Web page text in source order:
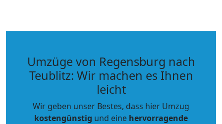
Umzüge von Regensburg nach
Teublitz: Wir machen es Ihnen
leicht
Wir geben unser Bestes, dass hier Umzug
kostengünstig und eine hervorragende